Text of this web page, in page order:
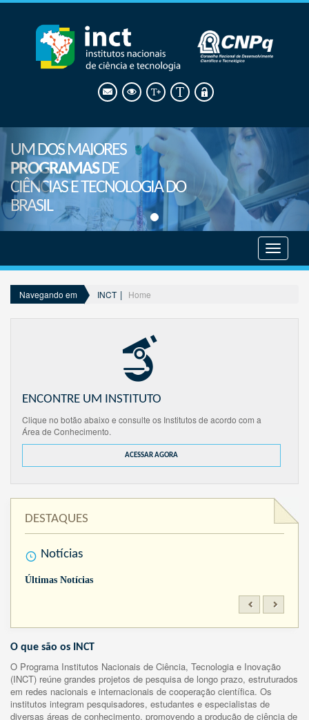
UM DOS MAIORES
PROGRAMASDE
CIÊNCIAS E TECNOLOGIA DO
BRASIL
menu
Navegando em INCT Home
ENCONTRE UM INSTITUTO
Clique no botão abaixo e consulte os Institutos de acordo com a
Área de Conhecimento.
ACESSAR AGORA
DESTAQUES
Notícias
Últimas Notícias
O que são os INCT
O Programa Institutos Nacionais de Ciência, Tecnologia e Inovação
(INCT) reúne grandes projetos de pesquisa de longo prazo, estruturados
em redes nacionais e internacionais de cooperação científica. Os
institutos integram pesquisadores, estudantes e especialistas de
diversas áreas de conhecimento, promovendo a produção de ciência de